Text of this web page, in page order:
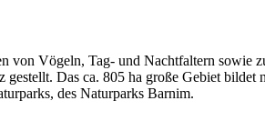
von Vögeln, Tag- und Nachtfaltern sowie
Das ca. 805 ha große Gebiet bildet
des Naturparks Barnim.